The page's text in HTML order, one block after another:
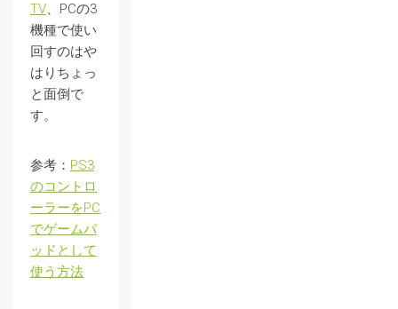
TV、PCの3
機種で使い
回すのはや
はりちょっ
と面倒で
す。
参考： PS3
のコントロ
ーラーをPC
でゲームパ
ッドとして
使う方法